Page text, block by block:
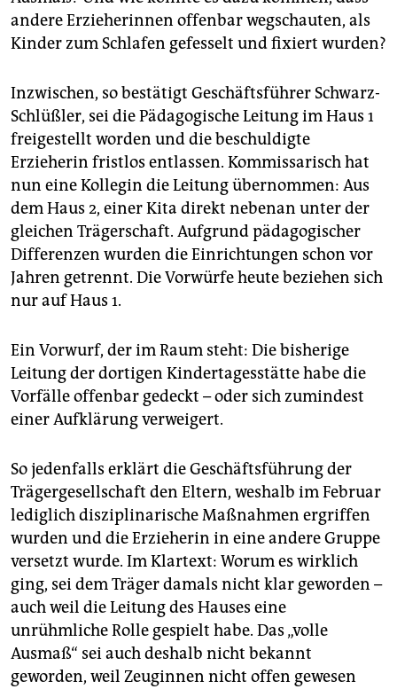
andere Erzieherinnen offenbar wegschauten, als
Kinder zum Schlafen gefesselt und fixiert wurden?
Inzwischen, so bestätigt Geschäftsführer Schwarz-
Schlüßler, sei die Pädagogische Leitung im Haus 1
freigestellt worden und die beschuldigte
Erzieherin fristlos entlassen. Kommissarisch hat
nun eine Kollegin die Leitung übernommen: Aus
dem Haus 2, einer Kita direkt nebenan unter der
gleichen Trägerschaft. Aufgrund pädagogischer
Differenzen wurden die Einrichtungen schon vor
Jahren getrennt. Die Vorwürfe heute beziehen sich
nur auf Haus 1.
Ein Vorwurf, der im Raum steht: Die bisherige
Leitung der dortigen Kindertagesstätte habe die
Vorfälle offenbar gedeckt – oder sich zumindest
einer Aufklärung verweigert.
So jedenfalls erklärt die Geschäftsführung der
Trägergesellschaft den Eltern, weshalb im Februar
lediglich disziplinarische Maßnahmen ergriffen
wurden und die Erzieherin in eine andere Gruppe
versetzt wurde. Im Klartext: Worum es wirklich
ging, sei dem Träger damals nicht klar geworden –
auch weil die Leitung des Hauses eine
unrühmliche Rolle gespielt habe. Das „volle
Ausmaß“ sei auch deshalb nicht bekannt
geworden, weil Zeuginnen nicht offen gewesen